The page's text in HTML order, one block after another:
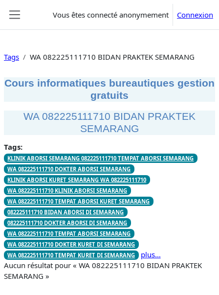
Vous êtes connecté anonymement Connexion
Tags WA 082225111710 BIDAN PRAKTEK SEMARANG
Cours informatiques bureautiques gestion
gratuits
WA 082225111710 BIDAN PRAKTEK
SEMARANG
Tags:
KLINIK ABORSI SEMARANG 082225111710 TEMPAT ABORSI SEMARANG
WA 082225111710 DOKTER ABORSI SEMARANG
KLINIK ABORSI KURET SEMARANG WA 082225111710
WA 082225111710 KLINIK ABORSI SEMARANG
WA 082225111710 TEMPAT ABORSI KURET SEMARANG
082225111710 BIDAN ABORSI DI SEMARANG
082225111710 DOKTER ABORSI DI SEMARANG
WA 082225111710 TEMPAT ABORSI SEMARANG
WA 082225111710 DOKTER KURET DI SEMARANG
WA 082225111710 TEMPAT KURET DI SEMARANG
plus…
Aucun résultat pour « WA 082225111710 BIDAN PRAKTEK
SEMARANG »